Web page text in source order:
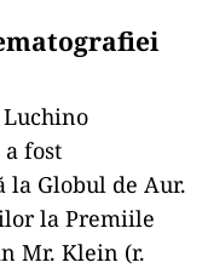
fost
Globul de Aur.
la Premiile
Mr. Klein (r.